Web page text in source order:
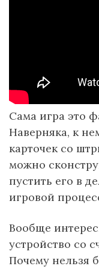
Сама игра это
Наверняка, к
карточек со
можно
пустить его в
игровой
Вообще
устройство со
Почему нельзя